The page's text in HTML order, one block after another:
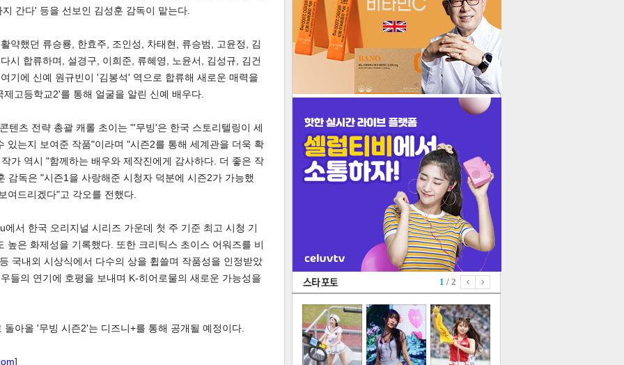
간다' 등을 선보인 김성훈 감독이 맡는다.
약했던 류승룡, 한효주, 조인성, 차태현, 류승범, 고윤정, 김
시 합류하며, 설경구, 이희준, 류혜영, 노윤서, 김성규, 김건
기에 신예 원규빈이 '김봉석' 역으로 합류해 새로운 매력을
고등학교2'를 통해 얼굴을 알린 신예 배우다.
텐츠 전략 총괄 캐롤 초이는 "'무빙'은 한국 스토리텔링이 세
있는지 보여준 작품"이라며 "시즌2를 통해 세계관을 더욱 확
가 역시 "함께하는 배우와 제작진에게 감사하다. 더 좋은 작
감독은 "시즌1을 사랑해준 시청자 덕분에 시즌2가 가능했
여드리겠다"고 각오를 전했다.
서 한국 오리지널 시리즈 가운데 첫 주 기준 최고 시청 기
높은 화제성을 기록했다. 또한 크리틱스 초이스 어워즈를 비
국내외 시상식에서 다수의 상을 휩쓸며 작품성을 인정받았
들의 연기에 호평을 보내며 K-히어로물의 새로운 가능성을
아올 '무빙 시즌2'는 디즈니+를 통해 공개될 예정이다.
]
인기포토
1 / 2